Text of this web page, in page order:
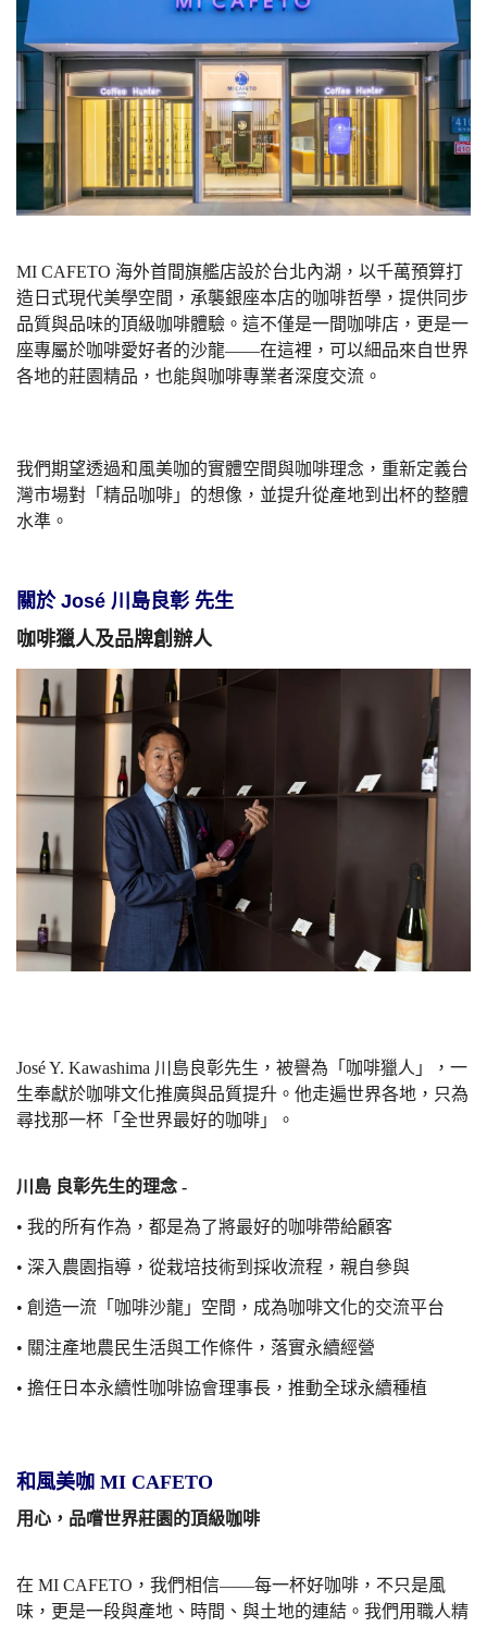
MI CAFETO 海外首間旗艦店設於台北內湖，以千萬預算打
造日式現代美學空間，承襲銀座本店的咖啡哲學，提供同步
品質與品味的頂級咖啡體驗。這不僅是一間咖啡店，更是一
座專屬於咖啡愛好者的沙龍——在這裡，可以細品來自世界
各地的莊園精品，也能與咖啡專業者深度交流。
我們期望透過和風美咖的實體空間與咖啡理念，重新定義台
灣市場對「精品咖啡」的想像，並提升從產地到出杯的整體
水準。
關於 José 川島良彰 先生
咖啡獵人及品牌創辦人
José Y. Kawashima 川島良彰先生，被譽為「咖啡獵人」，一
生奉獻於咖啡文化推廣與品質提升。他走遍世界各地，只為
尋找那一杯「全世界最好的咖啡」。
川島 良彰先生的理念 -
• 我的所有作為，都是為了將最好的咖啡帶給顧客
• 深入農園指導，從栽培技術到採收流程，親自參與
• 創造一流「咖啡沙龍」空間，成為咖啡文化的交流平台
• 關注產地農民生活與工作條件，落實永續經營
• 擔任日本永續性咖啡協會理事長，推動全球永續種植
和風美咖 MI CAFETO
用心，品嚐世界莊園的頂級咖啡
在 MI CAFETO，我們相信——每一杯好咖啡，不只是風
味，更是一段與產地、時間、與土地的連結。我們用職人精